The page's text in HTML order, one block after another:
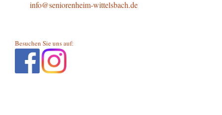
info@seniorenheim-wittelsbach.de
Besuchen Sie uns auf: